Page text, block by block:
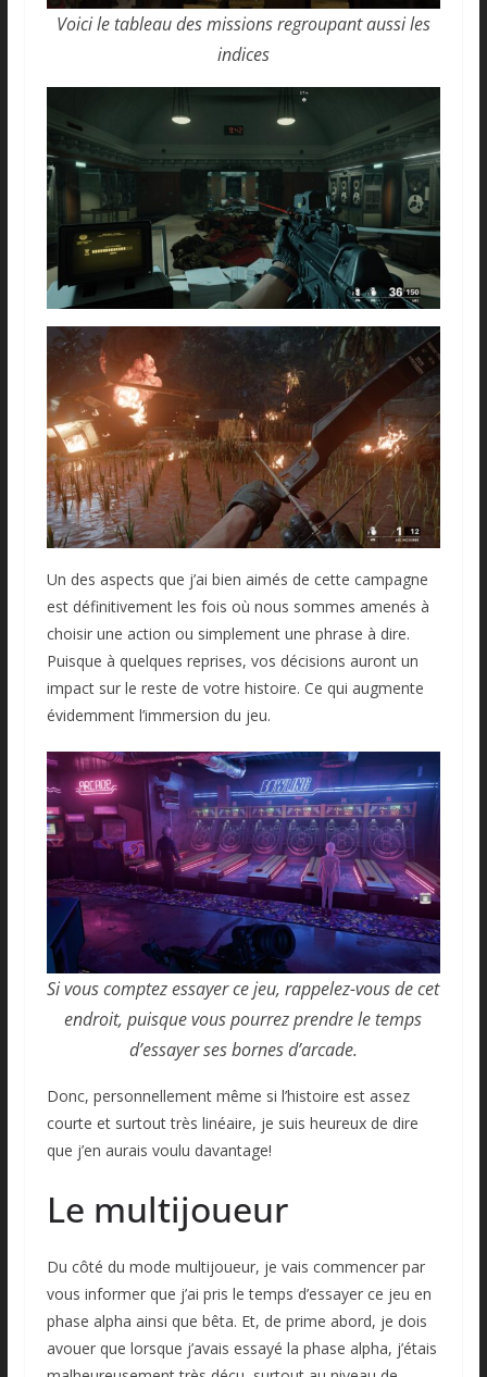
Voici le tableau des missions regroupant aussi les
indices
Un des aspects que j’ai bien aimés de cette campagne
est définitivement les fois où nous sommes amenés à
choisir une action ou simplement une phrase à dire.
Puisque à quelques reprises, vos décisions auront un
impact sur le reste de votre histoire. Ce qui augmente
évidemment l’immersion du jeu.
Si vous comptez essayer ce jeu, rappelez-vous de cet
endroit, puisque vous pourrez prendre le temps
d’essayer ses bornes d’arcade.
Donc, personnellement même si l’histoire est assez
courte et surtout très linéaire, je suis heureux de dire
que j’en aurais voulu davantage!
Le multijoueur
Du côté du mode multijoueur, je vais commencer par
vous informer que j’ai pris le temps d’essayer ce jeu en
phase alpha ainsi que bêta. Et, de prime abord, je dois
avouer que lorsque j’avais essayé la phase alpha, j’étais